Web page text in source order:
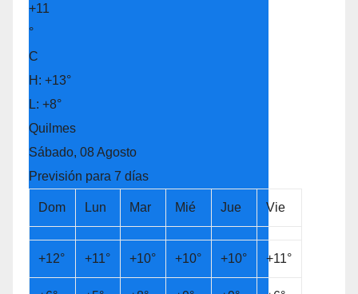
+11
°
C
H: +13°
L: +8°
Quilmes
Sábado, 08 Agosto
Previsión para 7 días
Dom Lun Mar Mié Jue Vie
+12° +11° +10° +10° +10° +11°